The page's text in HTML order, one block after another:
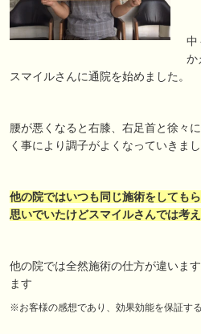
中
か
スマイルさんに通院を始めました。
腰が悪くなると右膝、右足首と徐々
く事により調子がよくなっていきまし
他の院ではいつも同じ施術をしても
思いでいたけどスマイルさんでは考え
他の院では全然施術の仕方が違いま
ます
※お客様の感想であり、効果効能を保証す